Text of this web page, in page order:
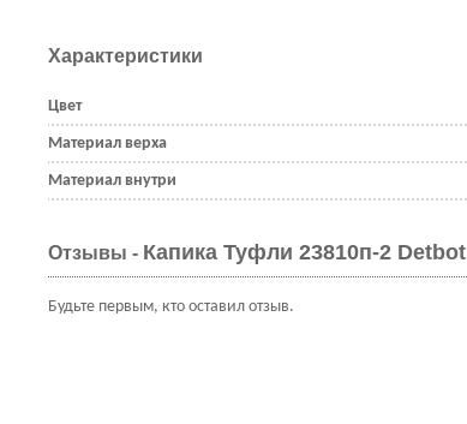
Характеристики
Цвет
Материал верха
Материал внутри
Отзывы - Капика Туфли 23810п-2 Detbot
Будьте первым, кто оставил отзыв.